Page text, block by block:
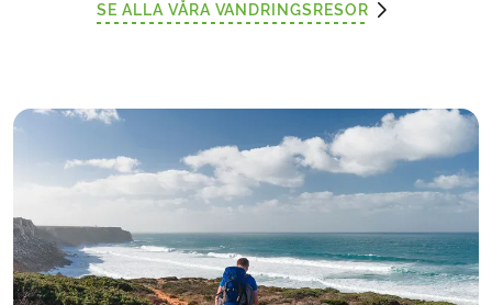
SE ALLA VÅRA VANDRINGSRESOR